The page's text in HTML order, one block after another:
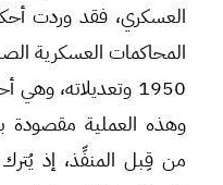
العسكري، فقد وردت
1950 وتعديلاته،
وهذه العملية مقصودة
من قِبل المنفِّذ، إذ يُترك